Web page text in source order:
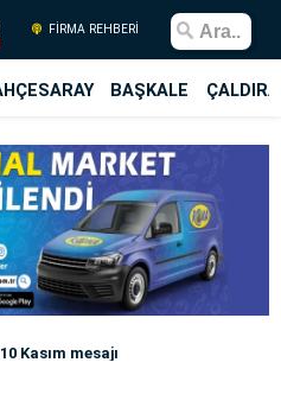
FİRMA REHBERİ
BAŞKALE
Kasım mesajı